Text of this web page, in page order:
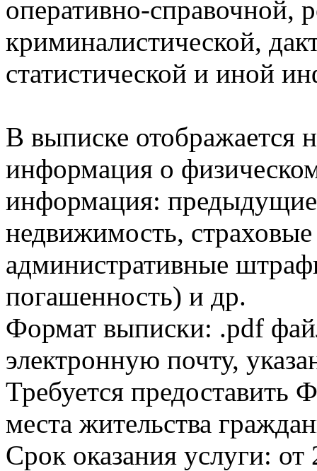
оперативно-справочной,
криминалистической,
статистической и иной
В выписке отображается
информация о
информация:
недвижимость,
административные
погашенность) и др.
Формат выписки: .pdf
электронную почту,
Требуется
места жительства
Срок оказания услуги: от